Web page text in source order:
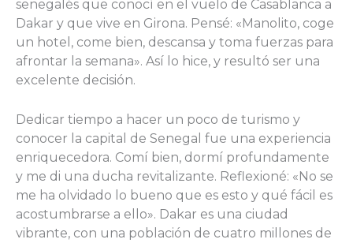
senegalés que conocí en el vuelo de Casablanca a
Dakar y que vive en Girona. Pensé: «Manolito, coge
un hotel, come bien, descansa y toma fuerzas para
afrontar la semana». Así lo hice, y resultó ser una
excelente decisión.
Dedicar tiempo a hacer un poco de turismo y
conocer la capital de Senegal fue una experiencia
enriquecedora. Comí bien, dormí profundamente
y me di una ducha revitalizante. Reflexioné: «No se
me ha olvidado lo bueno que es esto y qué fácil es
acostumbrarse a ello». Dakar es una ciudad
vibrante, con una población de cuatro millones de